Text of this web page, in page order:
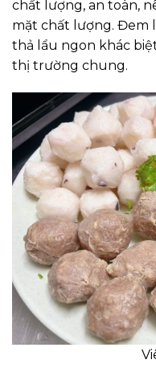
chất lượng, an toàn,
mặt chất lượng. Đem
thả lẩu ngon khác
thị trường chung.